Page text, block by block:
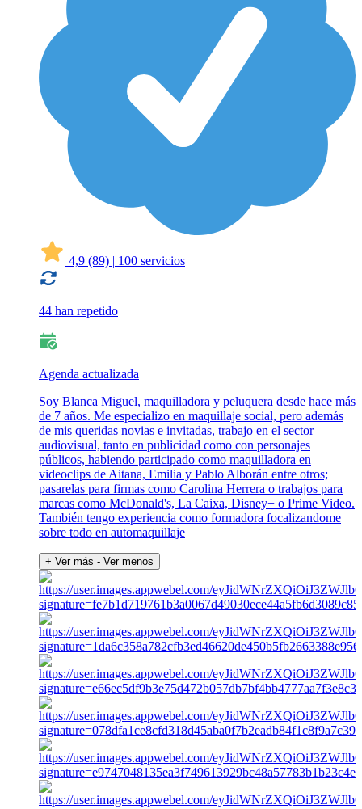
4,9 (89) | 100 servicios
44 han repetido
Agenda actualizada
Soy Blanca Miguel, maquilladora y peluquera desde hace más
de 7 años. Me especializo en maquillaje social, pero además
de mis queridas novias e invitadas, trabajo en el sector
audiovisual, tanto en publicidad como con personajes
públicos, habiendo participado como maquilladora en
videoclips de Aitana, Emilia y Pablo Alborán entre otros;
pasarelas para firmas como Carolina Herrera o trabajos para
marcas como McDonald's, La Caixa, Disney+ o Prime Video.
También tengo experiencia como formadora focalizandome
sobre todo en automaquillaje
+ Ver más - Ver menos